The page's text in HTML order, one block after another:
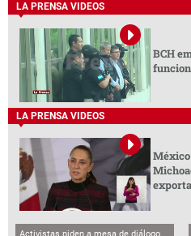
LA PRENSA VIDEOS
BCH
LA PRENSA VIDEOS
Activistas piden a mesa de diálogo